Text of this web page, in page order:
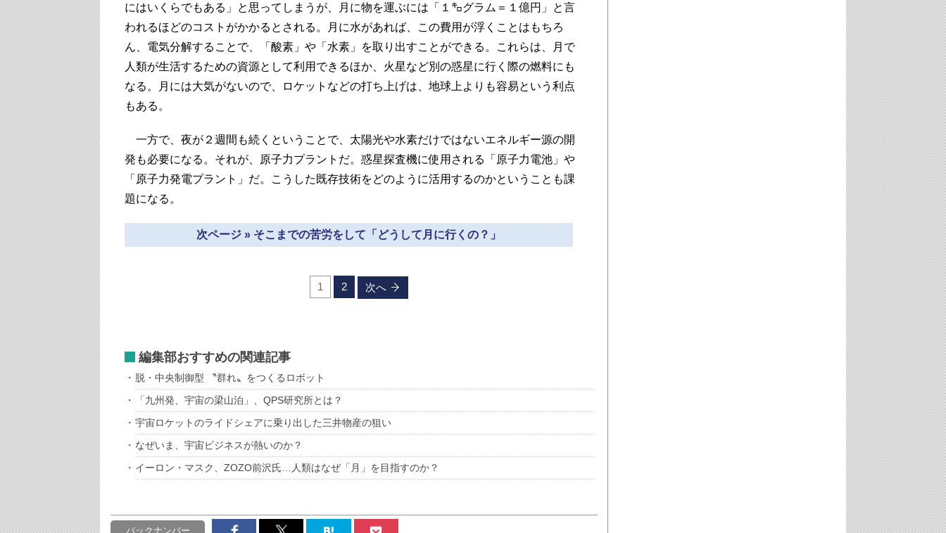
にはいくらでもある」と思ってしまうが、月に物を運ぶには「１㌔グラム＝１億円」と言
われるほどのコストがかかるとされる。月に水があれば、この費用が浮くことはもちろ
ん、電気分解することで、「酸素」や「水素」を取り出すことができる。これらは、月で
人類が生活するための資源として利用できるほか、火星など別の惑星に行く際の燃料にも
なる。月には大気がないので、ロケットなどの打ち上げは、地球上よりも容易という利点
もある。
一方で、夜が２週間も続くということで、太陽光や水素だけではないエネルギー源の開
発も必要になる。それが、原子力プラントだ。惑星探査機に使用される「原子力電池」や
「原子力発電プラント」だ。こうした既存技術をどのように活用するのかということも課
題になる。
次ページ » そこまでの苦労をして「どうして月に行くの？」
1 2 次へ
編集部おすすめの関連記事
脱・中央制御型 〝群れ〟をつくるロボット
「九州発、宇宙の梁山泊」、QPS研究所とは？
宇宙ロケットのライドシェアに乗り出した三井物産の狙い
なぜいま、宇宙ビジネスが熱いのか？
イーロン・マスク、ZOZO前沢氏…人類はなぜ「月」を目指すのか？
バックナンバー